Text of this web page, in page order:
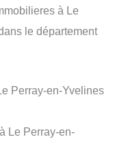
à Le
le département
Perray-en-Yvelines
Le Perray-en-